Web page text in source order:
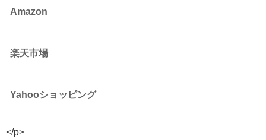
Amazon
楽天市場
Yahooショッピング
</p>